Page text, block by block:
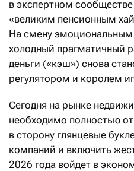
в экспертном
«великим пенсионным
На смену эмоциональным
холодный прагматичный
деньги («кэш») снова
регулятором и королем
Сегодня на рынке
необходимо полностью
в сторону глянцевые
компаний и включить
2026 года войдет в